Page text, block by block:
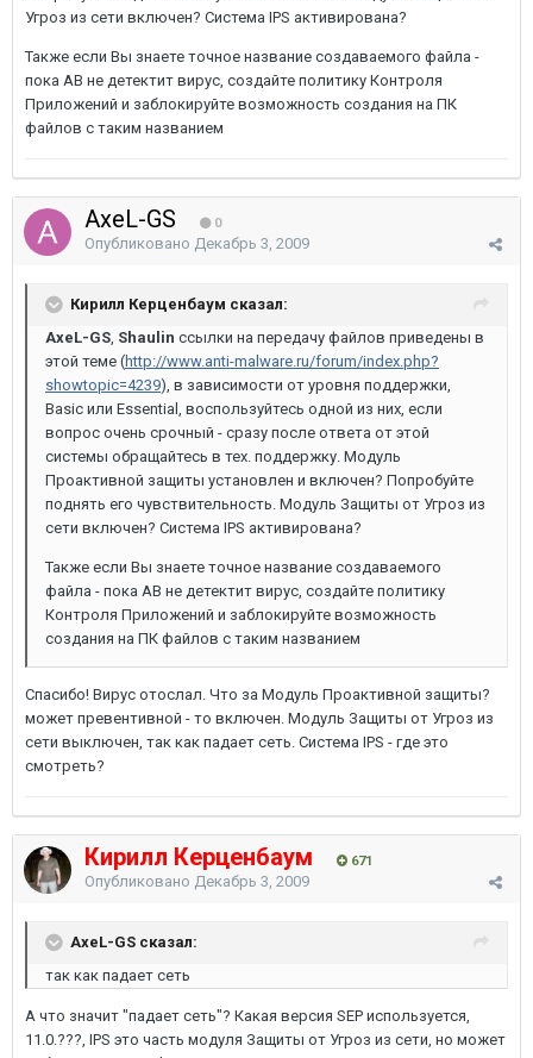
Угроз из сети включен? Система IPS активирована?
Также если Вы знаете точное название создаваемого файла -
пока АВ не детектит вирус, создайте политику Контроля
Приложений и заблокируйте возможность создания на ПК
файлов с таким названием
AxeL-GS 0
Опубликовано Декабрь 3, 2009
Кирилл Керценбаум сказал:
AxeL-GS, Shaulin ссылки на передачу файлов приведены в
этой теме (http://www.anti-malware.ru/forum/index.php?
showtopic=4239), в зависимости от уровня поддержки,
Basic или Essential, воспользуйтесь одной из них, если
вопрос очень срочный - сразу после ответа от этой
системы обращайтесь в тех. поддержку. Модуль
Проактивной защиты установлен и включен? Попробуйте
поднять его чувствительность. Модуль Защиты от Угроз из
сети включен? Система IPS активирована?
Также если Вы знаете точное название создаваемого
файла - пока АВ не детектит вирус, создайте политику
Контроля Приложений и заблокируйте возможность
создания на ПК файлов с таким названием
Спасибо! Вирус отослал. Что за Модуль Проактивной защиты?
может превентивной - то включен. Модуль Защиты от Угроз из
сети выключен, так как падает сеть. Система IPS - где это
смотреть?
Кирилл Керценбаум 671
Опубликовано Декабрь 3, 2009
AxeL-GS сказал:
так как падает сеть
А что значит "падает сеть"? Какая версия SEP используется,
11.0.???, IPS это часть модуля Защиты от Угроз из сети, но может